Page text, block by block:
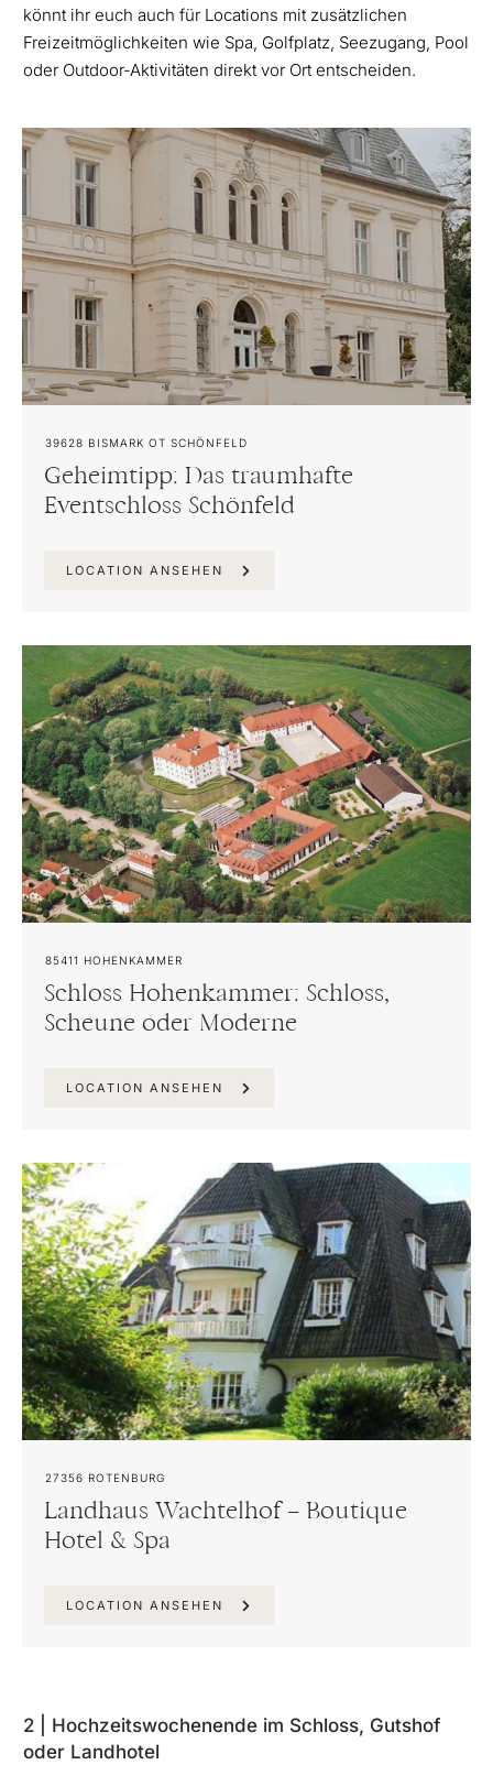
könnt ihr euch auch für Locations mit zusätzlichen
Freizeitmöglichkeiten wie Spa, Golfplatz, Seezugang, Pool
oder Outdoor-Aktivitäten direkt vor Ort entscheiden.
39628 BISMARK OT SCHÖNFELD
Geheimtipp: Das traumhafte
Eventschloss Schönfeld
LOCATION ANSEHEN
85411 HOHENKAMMER
Schloss Hohenkammer: Schloss,
Scheune oder Moderne
LOCATION ANSEHEN
27356 ROTENBURG
Landhaus Wachtelhof – Boutique
Hotel & Spa
LOCATION ANSEHEN
2 | Hochzeitswochenende im Schloss, Gutshof
oder Landhotel